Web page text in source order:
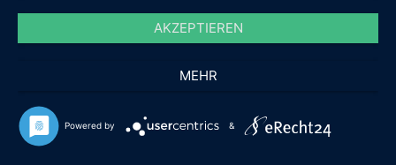
MACHER
MAGAZIN BIBLIOTHEK
IMPRESSUM
DATENSCHUTZ
AKZEPTIEREN
MEHR
Powered by &